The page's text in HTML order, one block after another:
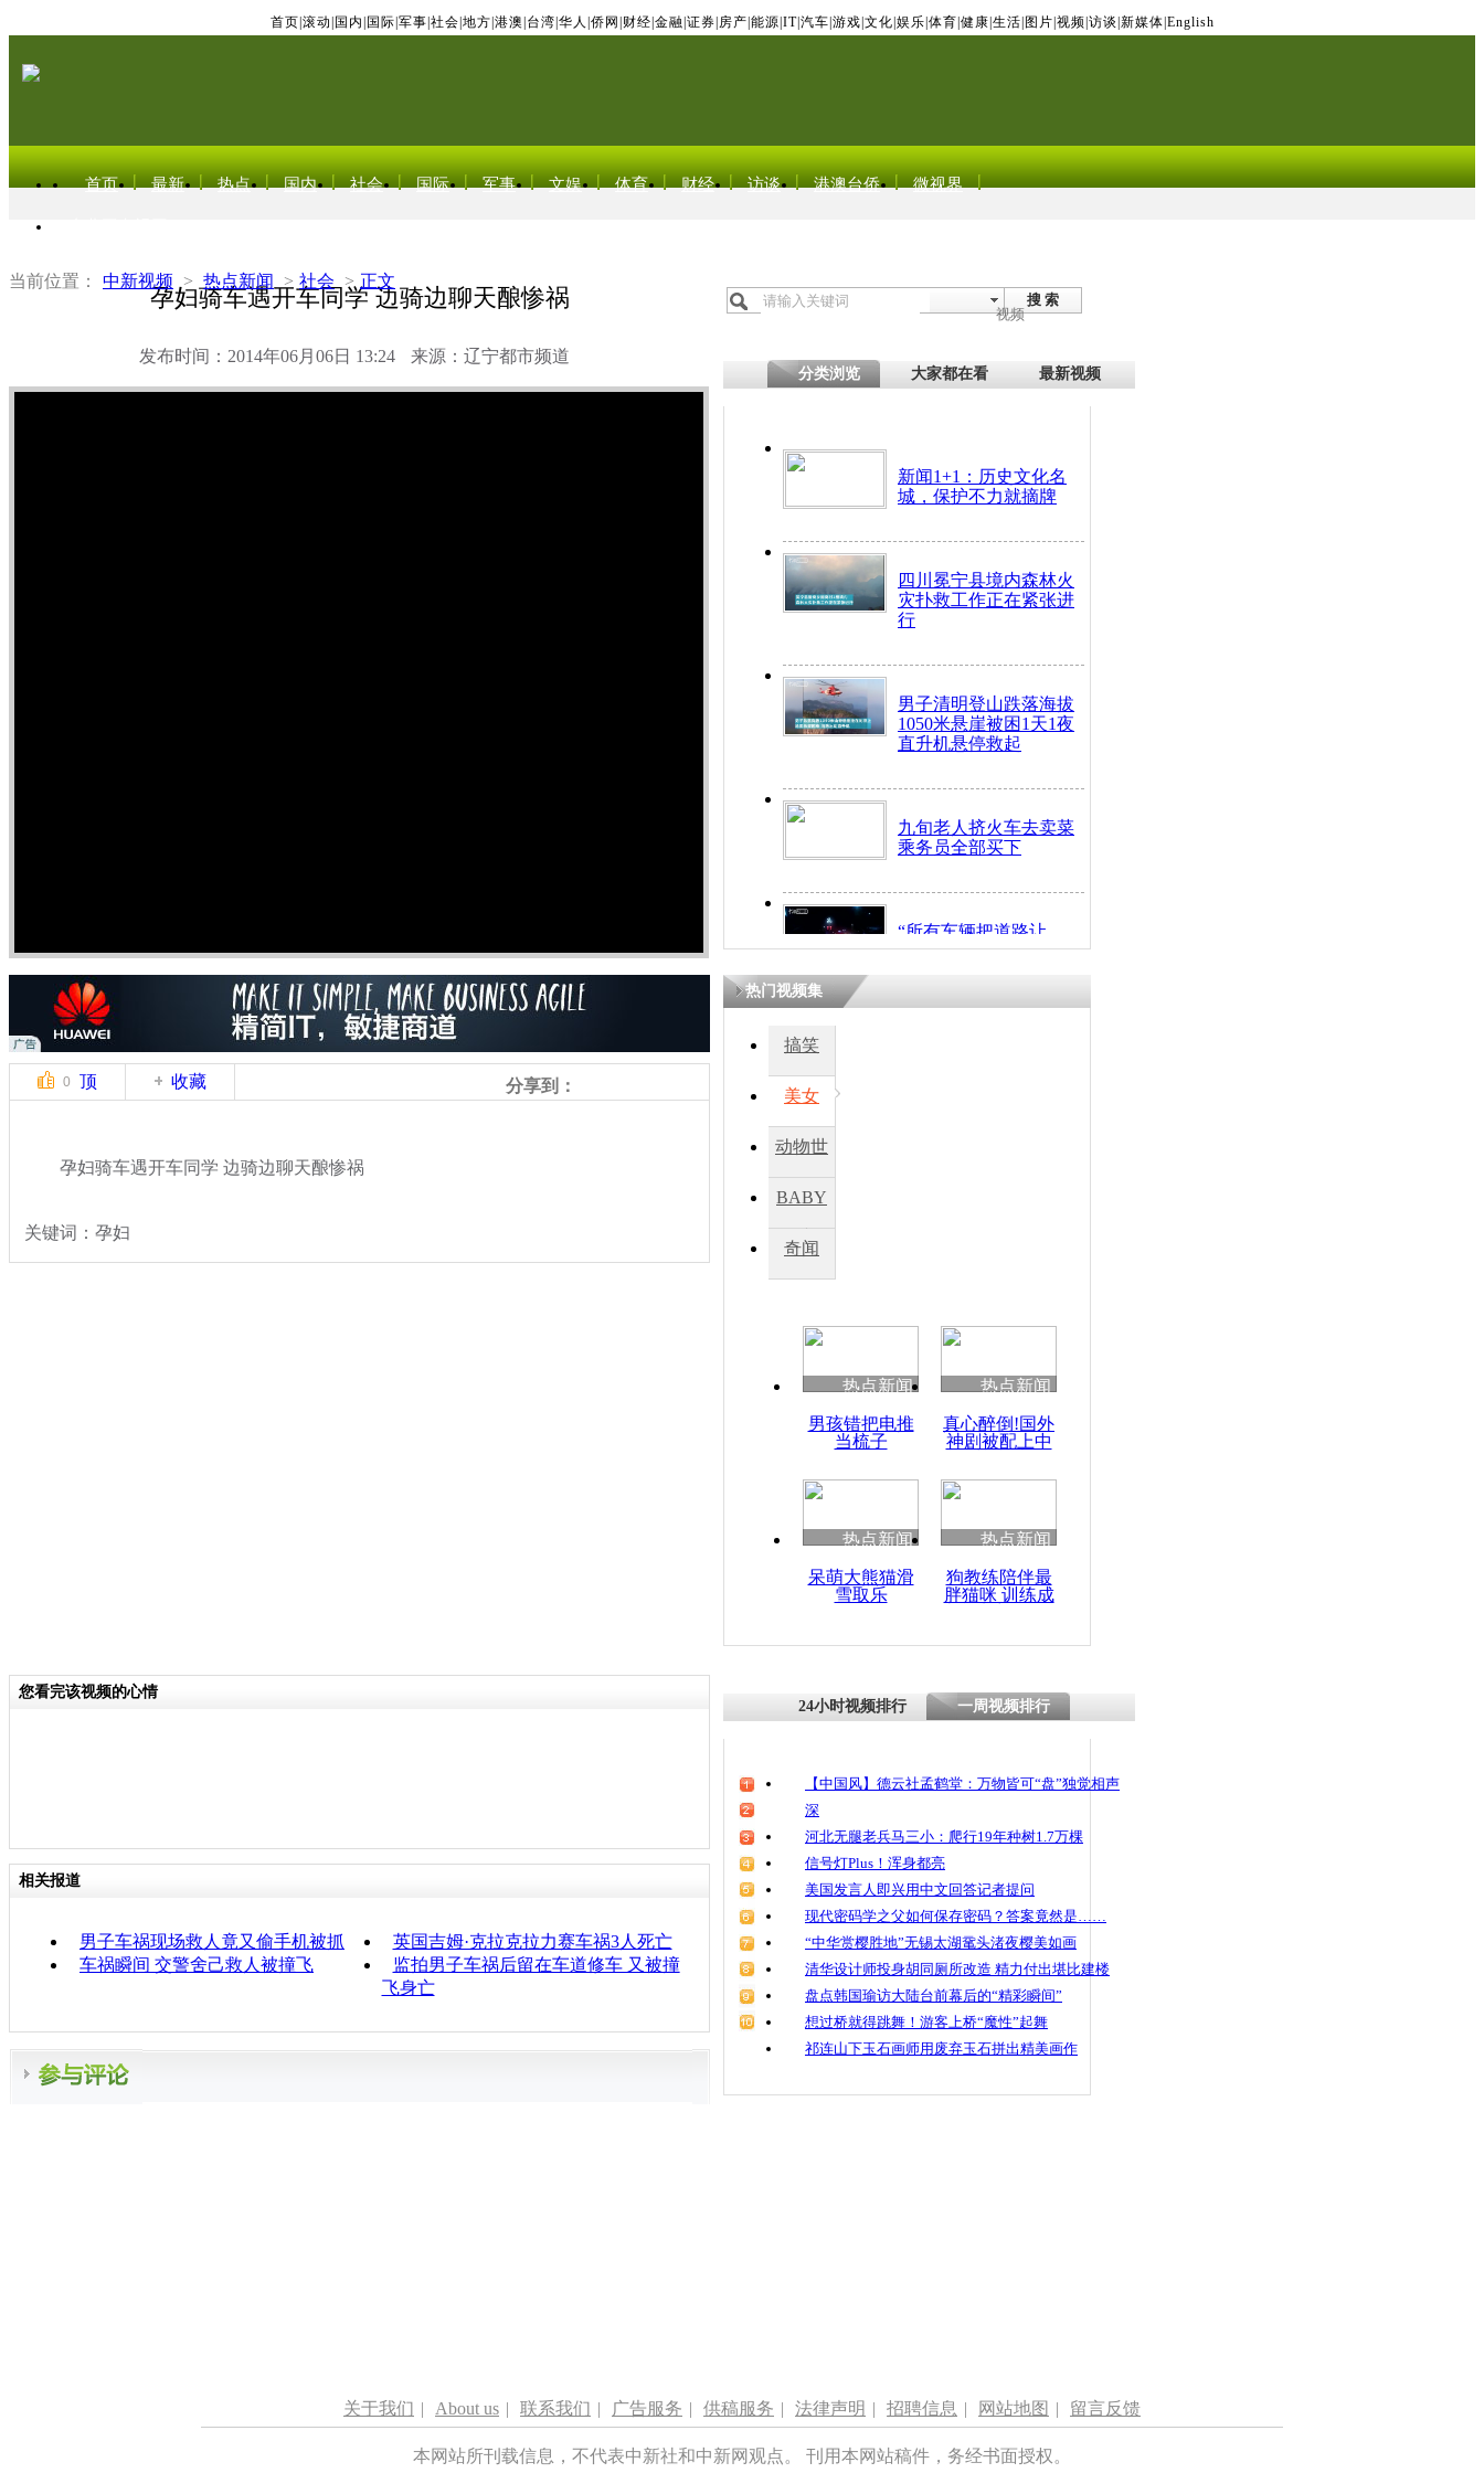
首页 滚动 国内 国际 军事 社会 地方 港澳 台湾 华人 侨网 财经 金融 证券 房产 能源 IT| 汽车 游戏 文化 娱乐 体育 健康 生活 图片 视频 访谈 新媒体 English
首页 最新 热点 国内 社会 国际 军事 文娱 体育 财经 访谈 港澳台侨 微视界
当前位置： 中新视频 > 热点新闻 > 社会 > 正文
孕妇骑车遇开车同学 边骑边聊天酿惨祸
发布时间：2014年06月06日 13:24 来源：辽宁都市频道
搜 索
视频
分类浏览 大家都在看 最新视频
新闻1+1：历史文化名
城，保护不力就摘牌
四川冕宁县境内森林火
灾扑救工作正在紧张进
行
男子清明登山跌落海拔
1050米悬崖被困1天1夜
直升机悬停救起
九旬老人挤火车去卖菜
乘务员全部买下
“所有车辆把道路让
开！”儿童突发疾病交
因
度苗族花山节
魂
0 顶 收藏 分享到：
孕妇骑车遇开车同学 边骑边聊天酿惨祸
关键词：孕妇
热门视频集
搞笑
美女
动物世
BABY
秀
奇闻
热点新闻
男孩错把电推
当梳子
热点新闻
真心醉倒!国外
神剧被配上中
热点新闻
呆萌大熊猫滑
雪取乐
热点新闻
狗教练陪伴最
胖猫咪 训练成
您看完该视频的心情
相关报道
男子车祸现场救人竟又偷手机被抓
英国吉姆·克拉克拉力赛车祸3人死亡
车祸瞬间 交警舍己救人被撞飞
监拍男子车祸后留在车道修车 又被撞
飞身亡
24小时视频排行 一周视频排行
【中国风】德云社孟鹤堂：万物皆可“盘”独觉相声
深
河北无腿老兵马三小：爬行19年种树1.7万棵
信号灯Plus！浑身都亮
美国发言人即兴用中文回答记者提问
现代密码学之父如何保存密码？答案竟然是……
“中华赏樱胜地”无锡太湖鼋头渚夜樱美如画
清华设计师投身胡同厕所改造 精力付出堪比建楼
盘点韩国瑜访大陆台前幕后的“精彩瞬间”
想过桥就得跳舞！游客上桥“魔性”起舞
祁连山下玉石画师用废弃玉石拼出精美画作
关于我们 | About us | 联系我们 | 广告服务 | 供稿服务 | 法律声明 | 招聘信息 | 网站地图 | 留言反馈
本网站所刊载信息，不代表中新社和中新网观点。 刊用本网站稿件，务经书面授权。